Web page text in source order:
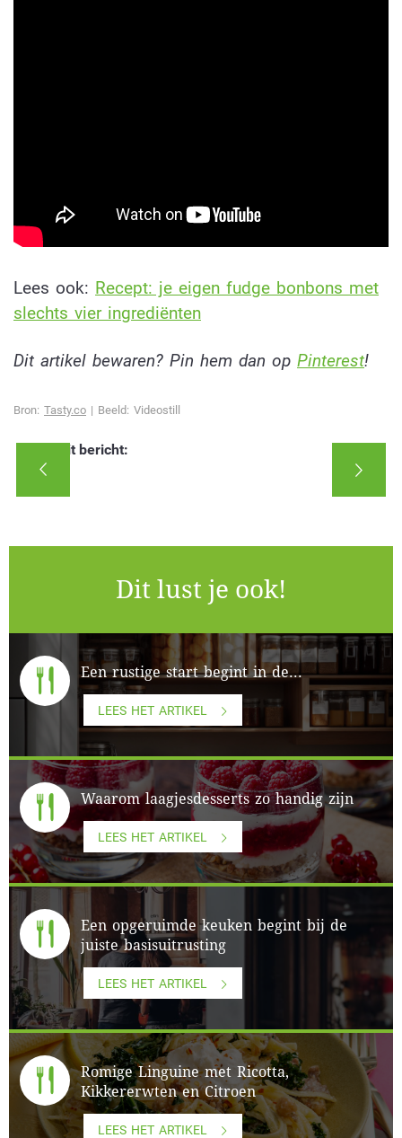
Lees ook: Recept: je eigen fudge bonbons met
slechts vier ingrediënten
Dit artikel bewaren? Pin hem dan op Pinterest!
Bron: Tasty.co | Beeld: Videostill
Deel dit bericht:
Dit lust je ook!
Een rustige start begint in de...
LEES HET ARTIKEL
Waarom laagjesdesserts zo handig zijn
LEES HET ARTIKEL
Een opgeruimde keuken begint bij de
juiste basisuitrusting
LEES HET ARTIKEL
Romige Linguine met Ricotta,
Kikkererwten en Citroen
LEES HET ARTIKEL